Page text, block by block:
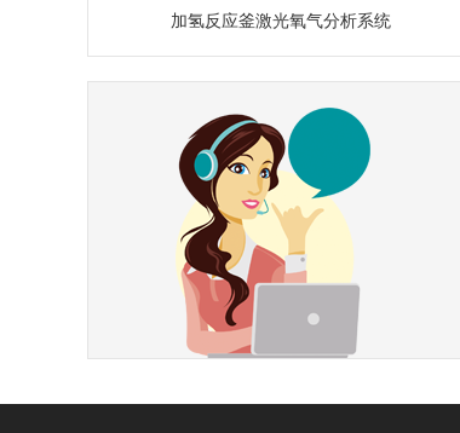
加氢反应釜激光氧气分析系统